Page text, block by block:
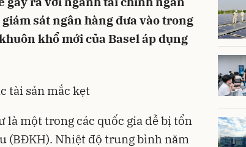
sát ngân hàng đưa vào trong
khổ mới của Basel áp dụng
tài sản mắc kẹt
một trong các quốc gia dễ bị tổn
(BĐKH). Nhiệt độ trung bình năm